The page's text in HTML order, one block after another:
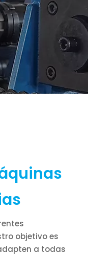
objetivo es
a todas